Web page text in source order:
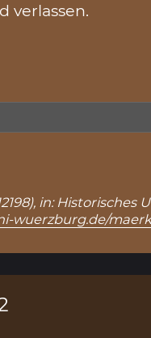
verlassen.
in:
wuerzburg.de/